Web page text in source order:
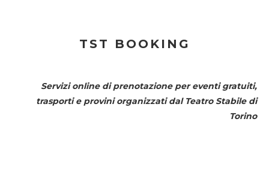
TST BOOKING
Servizi online di prenotazione per eventi gratuiti,
trasporti e provini organizzati dal Teatro Stabile di
Torino